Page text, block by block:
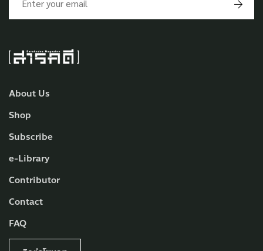
About Us
Shop
Subscribe
e-Library
Contributor
Contact
FAQ